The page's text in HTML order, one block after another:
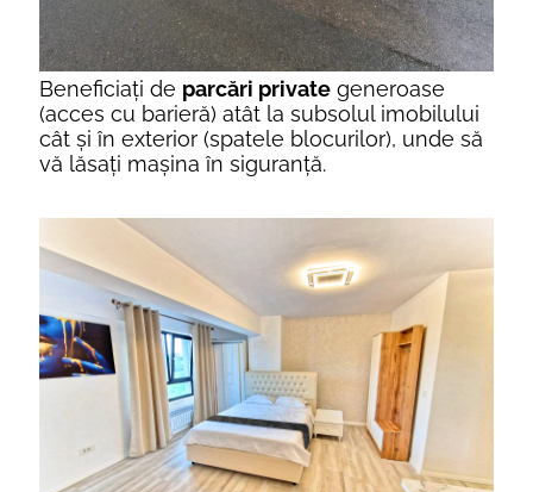
Beneficiaţi de parcări private generoase
(acces cu barieră) atât la subsolul imobilului
cât şi în exterior (spatele blocurilor), unde să
vă lăsaţi maşina în siguranţă.